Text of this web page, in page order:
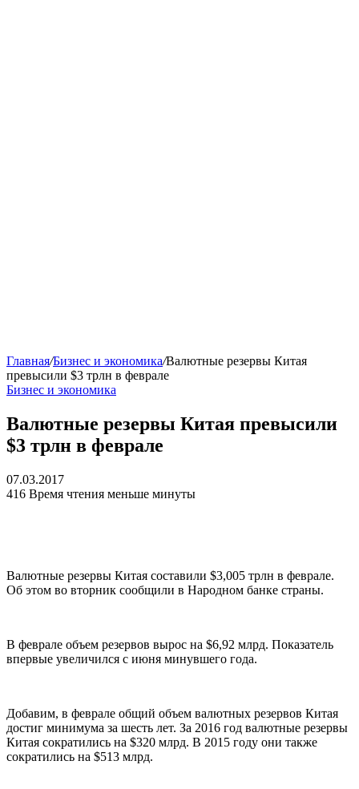
Главная/Бизнес и экономика/Валютные резервы Китая
превысили $3 трлн в феврале
Бизнес и экономика
Валютные резервы Китая превысили
$3 трлн в феврале
07.03.2017
416 Время чтения меньше минуты
Валютные резервы Китая составили $3,005 трлн в феврале.
Об этом во вторник сообщили в Народном банке страны.
В феврале объем резервов вырос на $6,92 млрд. Показатель
впервые увеличился с июня минувшего года.
Добавим, в феврале общий объем валютных резервов Китая
достиг минимума за шесть лет. За 2016 год валютные резервы
Китая сократились на $320 млрд. В 2015 году они также
сократились на $513 млрд.